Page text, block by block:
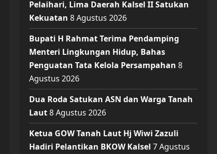
Pelaihari, Lima Daerah Kalsel II Satukan
Kekuatan 8 Agustus 2026
Bupati H Rahmat Terima Pendamping
Menteri Lingkungan Hidup, Bahas
Penguatan Tata Kelola Persampahan 8
Agustus 2026
Dua Roda Satukan ASN dan Warga Tanah
Laut8 Agustus 2026
Ketua GOW Tanah Laut Hj Wiwi Zazuli
Hadiri Pelantikan BKOW Kalsel 7 Agustus